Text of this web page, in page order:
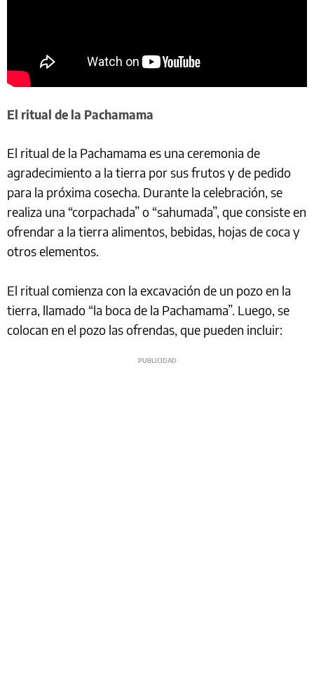
El ritual de la Pachamama
El ritual de la Pachamama es una ceremonia de
agradecimiento a la tierra por sus frutos y de pedido
para la próxima cosecha. Durante la celebración, se
realiza una “corpachada” o “sahumada”, que consiste en
ofrendar a la tierra alimentos, bebidas, hojas de coca y
otros elementos.
El ritual comienza con la excavación de un pozo en la
tierra, llamado “la boca de la Pachamama”. Luego, se
colocan en el pozo las ofrendas, que pueden incluir: